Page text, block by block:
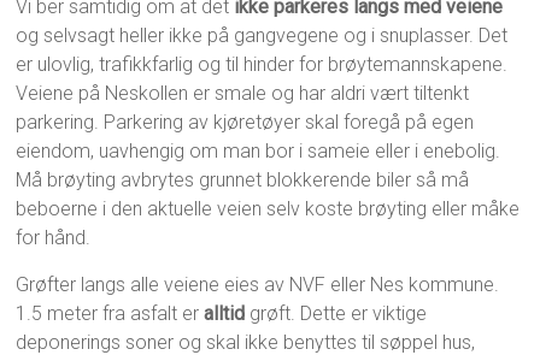
Vi ber samtidig om at det ikke parkeres langs med veiene
og selvsagt heller ikke på gangvegene og i snuplasser. Det
er ulovlig, trafikkfarlig og til hinder for brøytemannskapene.
Veiene på Neskollen er smale og har aldri vært tiltenkt
parkering. Parkering av kjøretøyer skal foregå på egen
eiendom, uavhengig om man bor i sameie eller i enebolig.
Må brøyting avbrytes grunnet blokkerende biler så må
beboerne i den aktuelle veien selv koste brøyting eller måke
for hånd.
Grøfter langs alle veiene eies av NVF eller Nes kommune.
1.5 meter fra asfalt eralltid grøft. Dette er viktige
deponerings soner og skal ikke benyttes til søppel hus,